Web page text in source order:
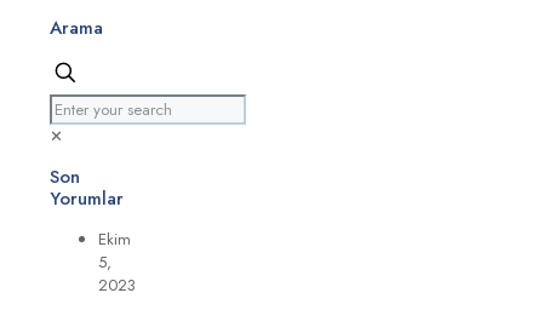
Arama
✕
Son
Yorumlar
Ekim
5,
2023